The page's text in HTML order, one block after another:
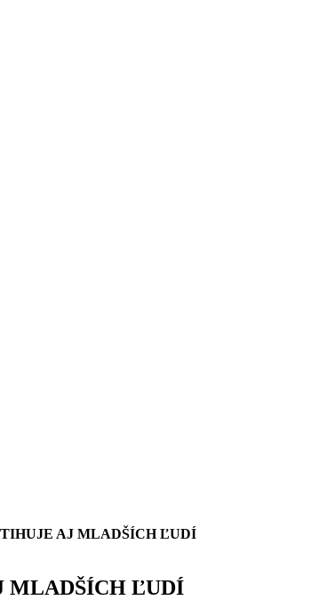
AJ MLADŠÍCH ĽUDÍ
MLADŠÍCH ĽUDÍ